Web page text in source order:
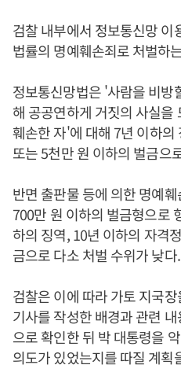
검찰 내부에서 정보통신망
법률의 명예훼손죄로 처벌하
정보통신망법은 '사람을 비방
해 공공연하게 거짓의 사실을
훼손한 자'에 대해 7년 이하의
또는 5천만 원 이하의 벌금으
반면 출판물 등에 의한 명예
700만 원 이하의 벌금형으로
하의 징역, 10년 이하의 자격
금으로 다소 처벌 수위가 낮다.
검찰은 이에 따라 가토 지국
기사를 작성한 배경과 관련
으로 확인한 뒤 박 대통령을
의도가 있었는지를 따질 계획